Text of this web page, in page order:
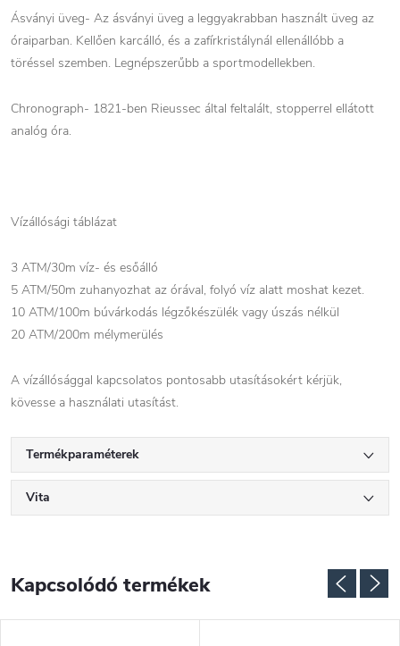
Ásványi üveg- Az ásványi üveg a leggyakrabban használt üveg az
óraiparban. Kellően karcálló, és a zafírkristálynál ellenállóbb a
töréssel szemben. Legnépszerűbb a sportmodellekben.
Chronograph- 1821-ben Rieussec által feltalált, stopperrel ellátott
analóg óra.
Vízállósági táblázat
3 ATM/30m víz- és esőálló
5 ATM/50m zuhanyozhat az órával, folyó víz alatt moshat kezet.
10 ATM/100m búvárkodás légzőkészülék vagy úszás nélkül
20 ATM/200m mélymerülés
A vízállósággal kapcsolatos pontosabb utasításokért kérjük,
kövesse a használati utasítást.
Termékparaméterek
Vita
Kapcsolódó termékek